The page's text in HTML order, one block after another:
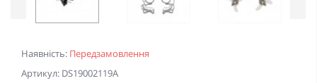
Наявність: Передзамовлення
Артикул: DS19002119A